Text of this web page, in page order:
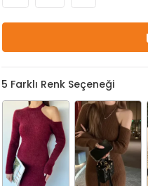
5Farklı Renk Seçeneği
Bordo Kahve